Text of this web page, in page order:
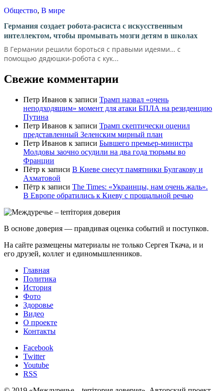
Общество, В мире
Германия создает робота-расиста с искусственным
интеллектом, чтобы промывать мозги детям в школах
В Германии решили бороться с правыми идеями… с
помощью дядюшки-робота с кук...
Свежие комментарии
Петр Иванов к записи Трамп назвал «очень
неподходящим» момент для атаки БПЛА на резиденцию
Путина
Петр Иванов к записи Трамп скептически оценил
представленный Зеленским мирный план
Петр Иванов к записи Бывшего премьер-министра
Молдовы заочно осудили на два года тюрьмы во
Франции
Пётр к записи В Киеве снесут памятники Булгакову и
Ахматовой
Пётр к записи Тhe Times: «Украинцы, нам очень жаль».
В Европе обратились к Киеву с прощальной речью
В основе доверия — правдивая оценка событий и поступков.
На сайте размещены материалы не только Сергея Ткача, и и
его друзей, коллег и единомышленников.
Главная
Политика
История
Фото
Здоровье
Видео
О проекте
Контакты
Facebook
Twitter
Youtube
RSS